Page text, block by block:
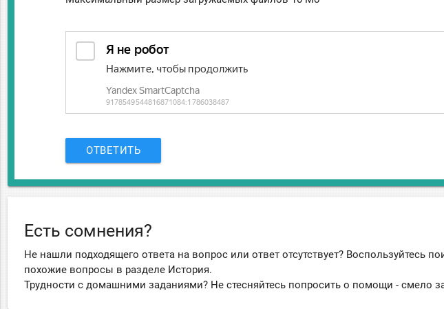
ОТВЕТИТЬ
Есть сомнения?
Не нашли подходящего ответа на вопрос или ответ отсутствует? Воспользуйтесь
похожие вопросы в разделе История.
Трудности с домашними заданиями? Не стесняйтесь попросить о помощи - смело